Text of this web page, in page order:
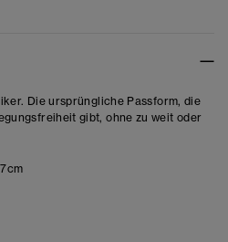
Die ursprüngliche Passform, die
gibt, ohne zu weit oder